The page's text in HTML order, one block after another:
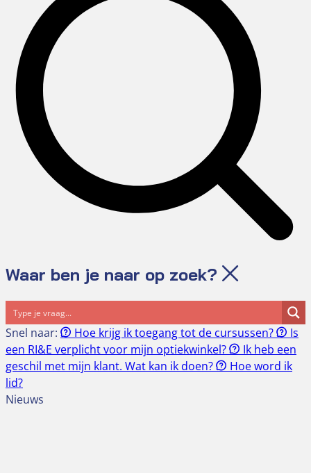
Waar ben je naar op zoek?
Snel naar: Hoe krijg ik toegang tot de cursussen?
Is
een RI&E verplicht voor mijn optiekwinkel?
Ik heb een
geschil met mijn klant. Wat kan ik doen?
Hoe word ik
lid?
Nieuws